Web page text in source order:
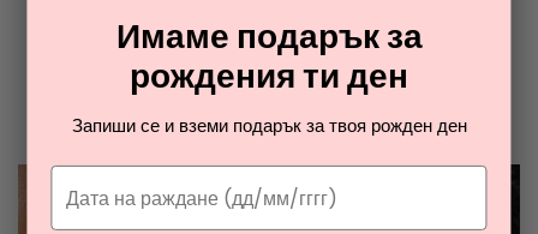
ОТ РАЯ НА ПАРФЮМИТЕ И
КОЗМЕТИКАТА
Разгледайте най-новите ни тайни съвети за парфюмите и
козметиката
Имаме подарък за
рождения ти ден
Запиши се и вземи подарък за твоя рожден ден